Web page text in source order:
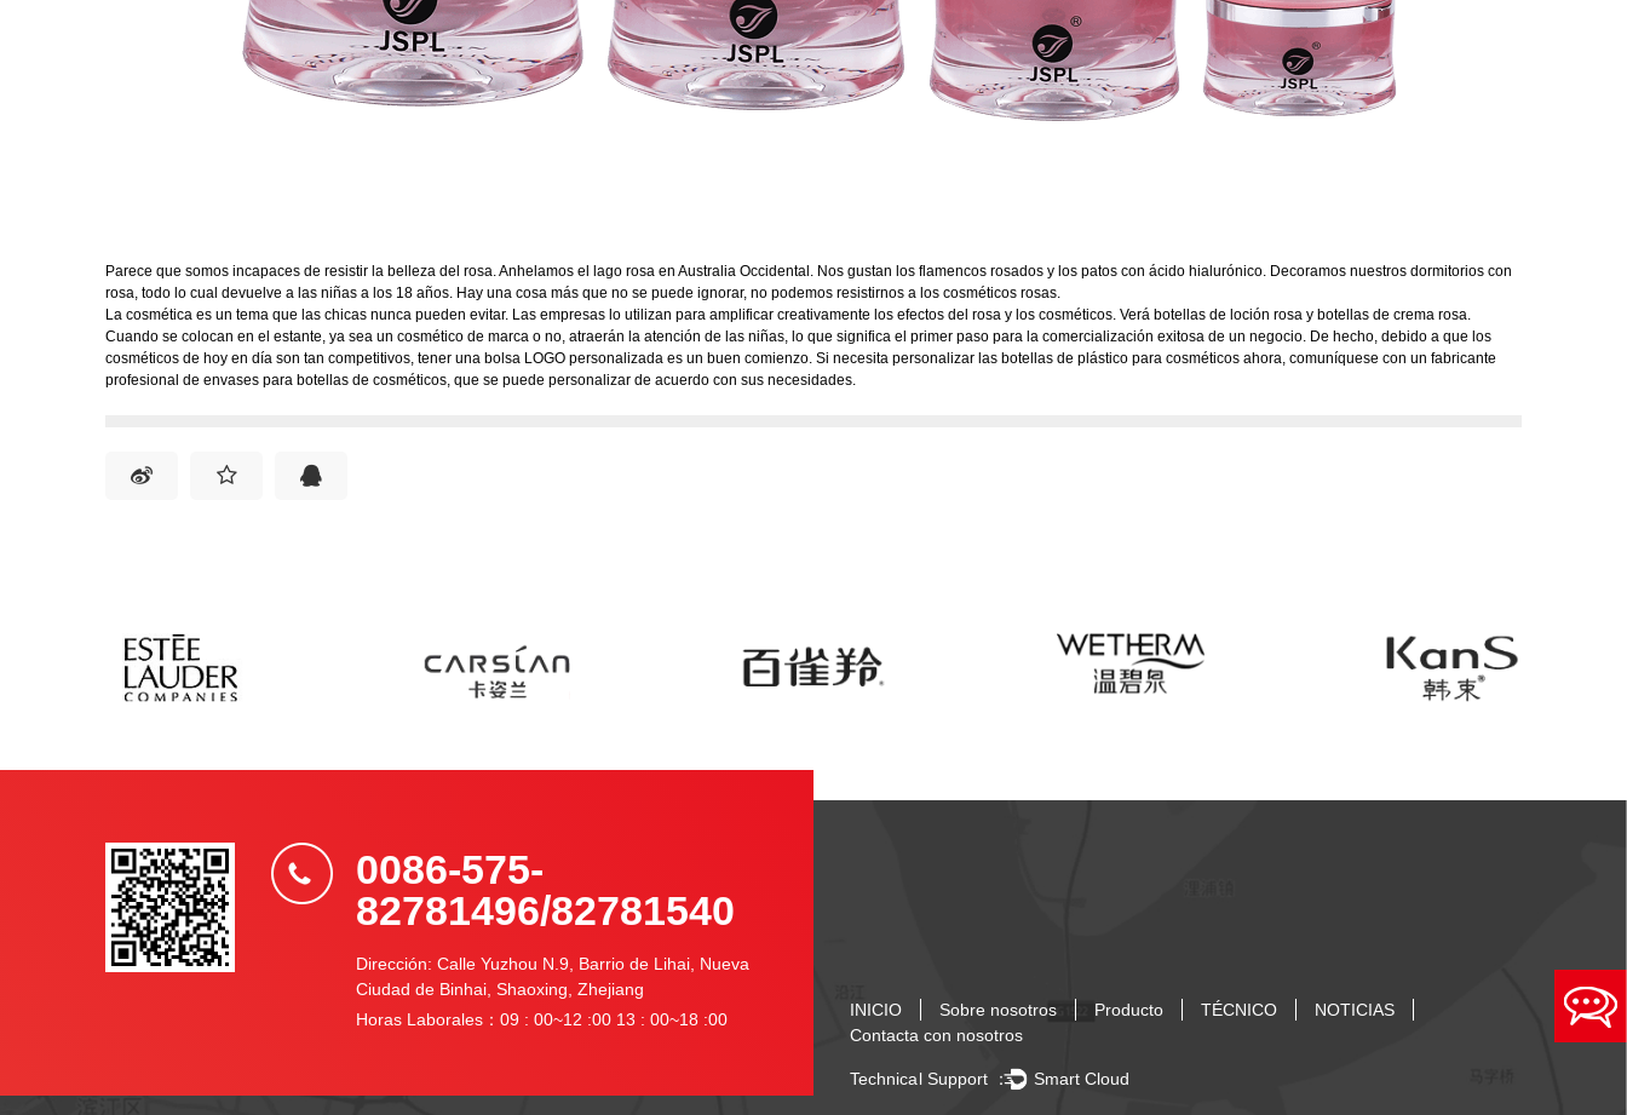
Parece que somos incapaces de resistir la belleza del rosa. Anhelamos el lago rosa en Australia Occidental. Nos gustan los flamencos rosados ​​y los patos con ácido hialurónico. Decoramos nuestros dormitorios con
rosa, todo lo cual devuelve a las niñas a los 18 años. Hay una cosa más que no se puede ignorar, no podemos resistirnos a los cosméticos rosas.
La cosmética es un tema que las chicas nunca pueden evitar. Las empresas lo utilizan para amplificar creativamente los efectos del rosa y los cosméticos. Verá botellas de loción rosa y botellas de crema rosa.
Cuando se colocan en el estante, ya sea un cosmético de marca o no, atraerán la atención de las niñas, lo que significa el primer paso para la comercialización exitosa de un negocio. De hecho, debido a que los
cosméticos de hoy en día son tan competitivos, tener una bolsa LOGO personalizada es un buen comienzo. Si necesita personalizar las botellas de plástico para cosméticos ahora, comuníquese con un fabricante
profesional de envases para botellas de cosméticos, que se puede personalizar de acuerdo con sus necesidades.
0086-575-
82781496/82781540
Dirección: Calle Yuzhou N.9, Barrio de Lihai, Nueva
Ciudad de Binhai, Shaoxing, Zhejiang
Horas Laborales：09 : 00~12 :00 13 : 00~18 :00
INICIO Sobre nosotros Producto TÉCNICO
NOTICIAS
Contacta con nosotros
Technical Support ： Smart Cloud